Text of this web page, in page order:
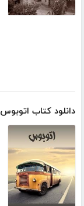
دانلود کتاب اتوبوس